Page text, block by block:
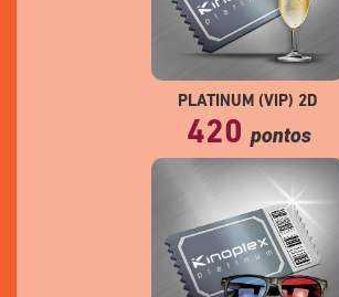
PLATINUM (VIP) 2D
420 pontos